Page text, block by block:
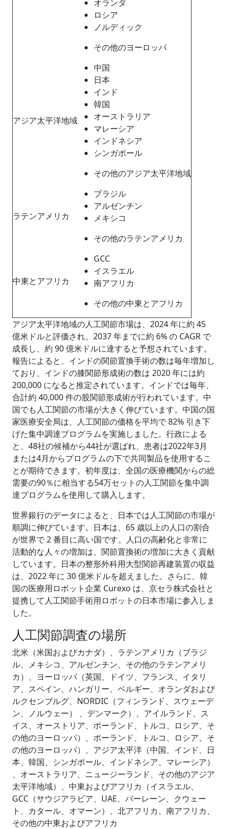
オランダ
ロシア
ノルディック
その他のヨーロッパ
アジア太平洋地域
中国
日本
インド
韓国
オーストラリア
マレーシア
インドネシア
シンガポール
その他のアジア太平洋地域
ラテンアメリカ
ブラジル
アルゼンチン
メキシコ
その他のラテンアメリカ
中東とアフリカ
GCC
イスラエル
南アフリカ
その他の中東とアフリカ
アジア太平洋地域の人工関節市場は、2024 年に約 45
億米ドルと評価され、2037 年までに約 6% の CAGR で
成長し、約 90 億米ドルに達すると予想されています。
報告によると、インドの関節置換手術の数は毎年増加し
ており、インドの膝関節形成術の数は 2020 年には約
200,000 になると推定されています。インドでは毎年、
合計約 40,000 件の股関節形成術が行われています。中
国でも人工関節の市場が大きく伸びています。中国の国
家医療安全局は、人工関節の価格を平均で 82% 引き下
げた集中調達プログラムを実施しました。行政による
と、48社の候補から44社が選ばれ、患者は2022年3月
または4月からプログラムの下で共同製品を使用するこ
とが期待できます。初年度は、全国の医療機関からの総
需要の90％に相当する54万セットの人工関節を集中調
達プログラムを使用して購入します。
世界銀行のデータによると、日本では人工関節の市場が
順調に伸びています。日本は、65 歳以上の人口の割合
が世界で 2 番目に高い国です。人口の高齢化と非常に
活動的な人々の増加は、関節置換術の増加に大きく貢献
しています。日本の整形外科用大型関節再建装置の収益
は、2022 年に 30 億米ドルを超えました。さらに、韓
国の医療用ロボット企業 Curexo は、京セラ株式会社と
提携して人工関節手術用ロボットの日本市場に参入しま
した。
人工関節調査の場所
北米（米国およびカナダ）、ラテンアメリカ（ブラジ
ル、メキシコ、アルゼンチン、その他のラテンアメリ
カ）、ヨーロッパ（英国、ドイツ、フランス、イタリ
ア、スペイン、ハンガリー、ベルギー、オランダおよび
ルクセンブルグ、NORDIC（フィンランド、スウェーデ
ン、ノルウェー） 、デンマーク）、アイルランド、ス
イス、オーストリア、ポーランド、トルコ、ロシア、そ
の他のヨーロッパ）、ポーランド、トルコ、ロシア、そ
の他のヨーロッパ）、アジア太平洋（中国、インド、日
本、韓国、シンガポール、インドネシア、マレーシア）
、オーストラリア、ニュージーランド、その他のアジア
太平洋地域）、中東およびアフリカ（イスラエル、
GCC（サウジアラビア、UAE、バーレーン、クウェー
ト、カタール、オマーン）、北アフリカ、南アフリカ、
その他の中東およびアフリカ